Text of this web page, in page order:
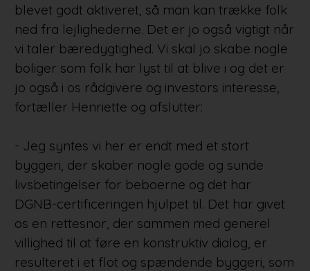
blevet godt aktiveret, så man kan trække folk
ned fra lejlighederne. Det er jo også vigtigt når
vi taler bæredygtighed. Vi skal jo skabe nogle
boliger som folk har lyst til at blive i og det er
jo også i os rådgivere og investors interesse,
fortæller Henriette og afslutter:
- Jeg syntes vi her er endt med et stort
byggeri, der skaber nogle gode og sunde
livsbetingelser for beboerne og det har
DGNB-certificeringen hjulpet til. Det har givet
os en rettesnor, der sammen med generel
villighed til at føre en konstruktiv dialog, er
resulteret i et flot og spændende byggeri, som